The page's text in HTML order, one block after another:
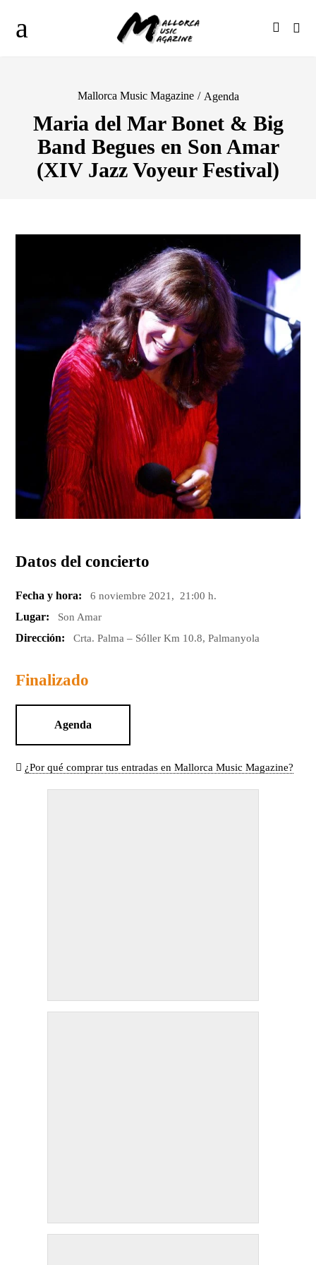
Mallorca Music Magazine / Agenda
Maria del Mar Bonet & Big
Band Begues en Son Amar
(XIV Jazz Voyeur Festival)
Datos del concierto
Fecha y hora: 6 noviembre 2021, 21:00 h.
Lugar: Son Amar
Dirección: Crta. Palma – Sóller Km 10.8, Palmanyola
Finalizado
Agenda
¿Por qué comprar tus entradas en Mallorca Music Magazine?